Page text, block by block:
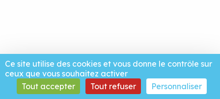
Ce site utilise des cookies et vous donne le contrôle sur
ceux que vous souhaitez activer
Tout accepter
Tout refuser Personnaliser